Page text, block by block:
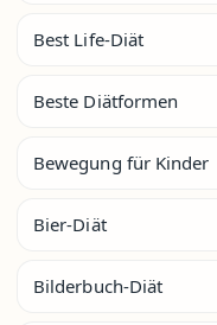
Best Life-Diät
Beste Diätformen
Bewegung für Kinder
Bier-Diät
Bilderbuch-Diät